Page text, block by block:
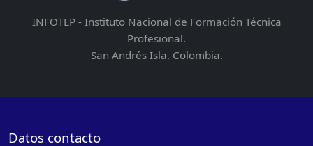
INFOTEP - Instituto Nacional de Formación Técnica
Profesional.
San Andrés Isla, Colombia.
Datos contacto